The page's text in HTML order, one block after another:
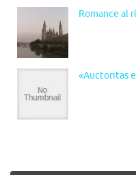
Romance al
«Auctoritas